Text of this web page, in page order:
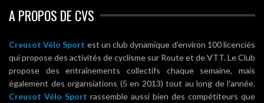
A PROPOS DE CVS
Creusot Vélo Sport est un club dynamique d'environ 100 licenciés
qui propose des activités de cyclisme sur Route et de VTT. Le Club
propose des entraînements collectifs chaque semaine, mais
également des organsiations (5 en 2013) tout au long de l'année.
Creusot Vélo Sport rassemble aussi bien des compétiteurs que